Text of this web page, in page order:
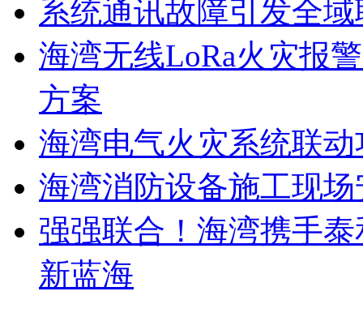
系统通讯故障引发全
海湾无线LoRa火灾报
方案
海湾电气火灾系统联
海湾消防设备施工现
强强联合！海湾携手
新蓝海